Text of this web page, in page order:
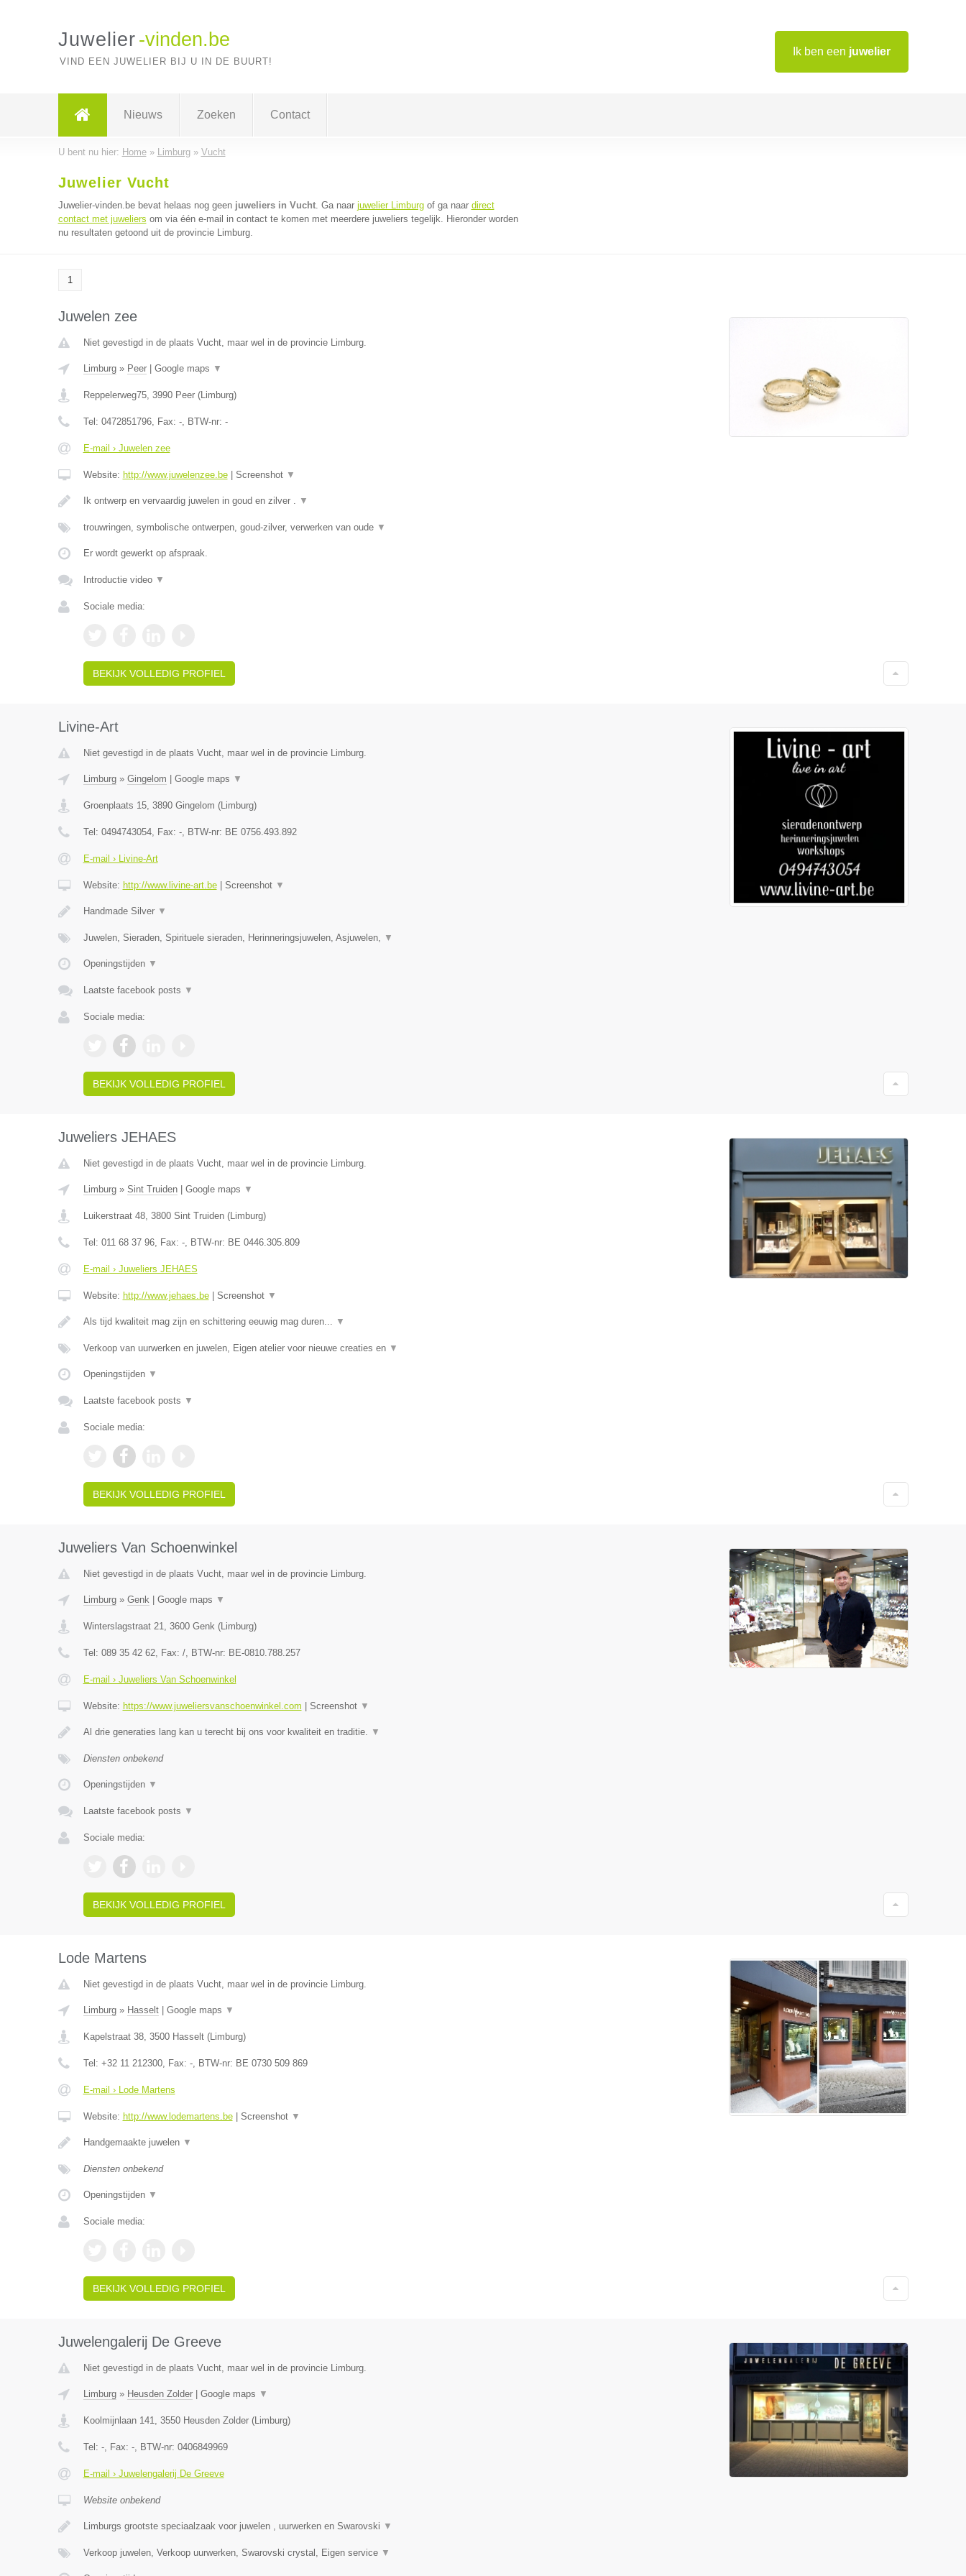
Ik ben een juwelier
Juwelier -vinden.be
VIND EEN JUWELIER BIJ U IN DE BUURT!
Nieuws Zoeken Contact
U bent nu hier: Home» Limburg» Vucht
Juwelier Vucht
Juwelier-vinden.be bevat helaas nog geen juweliers in Vucht. Ga naar juwelier Limburgof ga naar direct
contact met juweliers om via één e-mail in contact te komen met meerdere juweliers tegelijk. Hieronder worden
nu resultaten getoond uit de provincie Limburg.
1
Juwelen zee
Niet gevestigd in de plaats Vucht, maar wel in de provincie Limburg.
Limburg» Peer| Google maps ▼
Reppelerweg75, 3990 Peer(Limburg)
Tel: 0472851796, Fax: -, BTW-nr: -
E-mail › Juwelen zee
Website: http://www.juwelenzee.be| Screenshot ▼
Ik ontwerp en vervaardig juwelen in goud en zilver . ▼
trouwringen, symbolische ontwerpen, goud-zilver, verwerken van oude ▼
Er wordt gewerkt op afspraak.
Introductie video ▼
Sociale media:
BEKIJK VOLLEDIG PROFIEL
Livine-Art
Niet gevestigd in de plaats Vucht, maar wel in de provincie Limburg.
Limburg» Gingelom Google maps ▼
Groenplaats 15, 3890 Gingelom (Limburg)
Tel: 0494743054, Fax: -, BTW-nr: BE 0756.493.892
E-mail › Livine-Art
Website: http://www.livine-art.be| Screenshot ▼
Handmade Silver ▼
Juwelen, Sieraden, Spirituele sieraden, Herinneringsjuwelen, Asjuwelen, ▼
Openingstijden ▼
Laatste facebook posts ▼
Sociale media:
BEKIJK VOLLEDIG PROFIEL
Juweliers JEHAES
Niet gevestigd in de plaats Vucht, maar wel in de provincie Limburg.
Limburg» Sint Truiden| Google maps ▼
Luikerstraat 48, 3800 Sint Truiden(Limburg)
Tel: 011 68 37 96, Fax: -, BTW-nr: BE 0446.305.809
E-mail › Juweliers JEHAES
Website: http://www.jehaes.be| Screenshot ▼
Als tijd kwaliteit mag zijn en schittering eeuwig mag duren... ▼
Verkoop van uurwerken en juwelen, Eigen atelier voor nieuwe creaties en ▼
Openingstijden ▼
Laatste facebook posts ▼
Sociale media:
BEKIJK VOLLEDIG PROFIEL
Juweliers Van Schoenwinkel
Niet gevestigd in de plaats Vucht, maar wel in de provincie Limburg.
Limburg» Genk| Google maps ▼
Winterslagstraat 21, 3600 Genk(Limburg)
Tel: 089 35 42 62, Fax: /, BTW-nr: BE-0810.788.257
E-mail › Juweliers Van Schoenwinkel
Website: https://www.juweliersvanschoenwinkel.com Screenshot ▼
Al drie generaties lang kan u terecht bij ons voor kwaliteit en traditie. ▼
Diensten onbekend
Openingstijden ▼
Laatste facebook posts ▼
Sociale media:
BEKIJK VOLLEDIG PROFIEL
Lode Martens
Niet gevestigd in de plaats Vucht, maar wel in de provincie Limburg.
Limburg» Hasselt| Google maps ▼
Kapelstraat 38, 3500 Hasselt(Limburg)
Tel: +32 11 212300, Fax: -, BTW-nr: BE 0730 509 869
E-mail › Lode Martens
Website: http://www.lodemartens.be| Screenshot ▼
Handgemaakte juwelen ▼
Diensten onbekend
Openingstijden ▼
Sociale media:
BEKIJK VOLLEDIG PROFIEL
Juwelengalerij De Greeve
Niet gevestigd in de plaats Vucht, maar wel in de provincie Limburg.
Limburg» Heusden Zolder| Google maps ▼
Koolmijnlaan 141, 3550 Heusden Zolder(Limburg)
Tel: -, Fax: -, BTW-nr: 0406849969
E-mail › Juwelengalerij De Greeve
Website onbekend
Limburgs grootste speciaalzaak voor juwelen , uurwerken en Swarovski ▼
Verkoop juwelen, Verkoop uurwerken, Swarovski crystal, Eigen service ▼